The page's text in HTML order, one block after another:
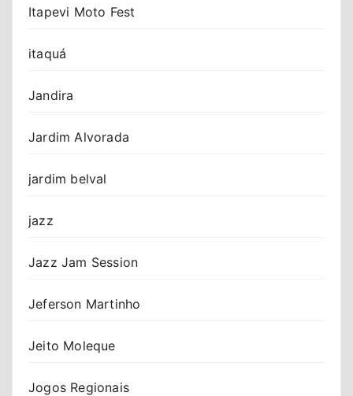
Itapevi Moto Fest
itaquá
Jandira
Jardim Alvorada
jardim belval
jazz
Jazz Jam Session
Jeferson Martinho
Jeito Moleque
Jogos Regionais